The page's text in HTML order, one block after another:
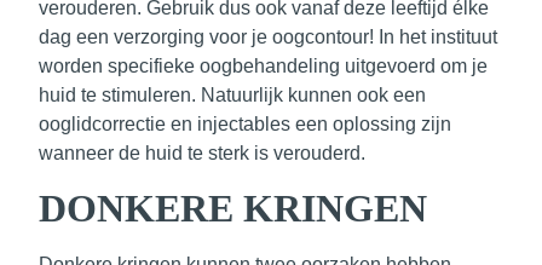
verouderen. Gebruik dus ook vanaf deze leeftijd élke
dag een verzorging voor je oogcontour! In het instituut
worden specifieke oogbehandeling uitgevoerd om je
huid te stimuleren. Natuurlijk kunnen ook een
ooglidcorrectie en injectables een oplossing zijn
wanneer de huid te sterk is verouderd.
DONKERE KRINGEN